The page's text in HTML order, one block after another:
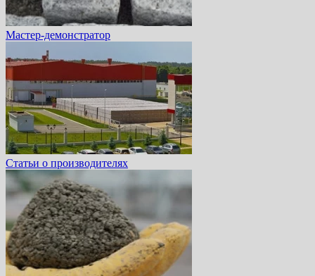
Мастер-демонстратор
Статьи о производителях